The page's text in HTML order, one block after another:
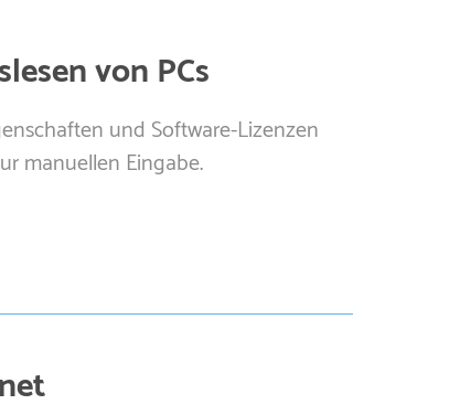
von PCs
und Software-Lizenzen
manuellen Eingabe.